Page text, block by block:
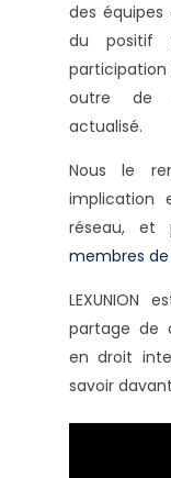
des équipes
du positif
outre de
actualisé.
Nous le
implication
réseau, et
membres de
partage de
en droit
savoir